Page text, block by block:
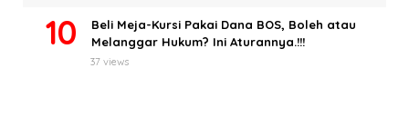
Beli Meja-Kursi Pakai Dana BOS, Boleh atau
Melanggar Hukum? Ini Aturannya.!!!
37 views